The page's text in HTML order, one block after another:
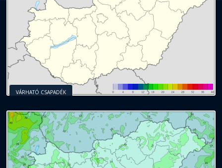
VÁRHATÓ CSAPADÉK